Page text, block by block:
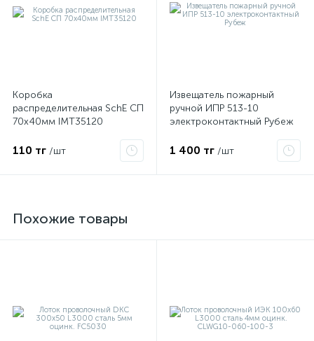
Коробка
распределительная SchE СП
70х40мм IMT35120
110 тг /шт
Извещатель пожарный
ручной ИПР 513-10
электроконтактный Рубеж
1 400 тг /шт
Похожие товары